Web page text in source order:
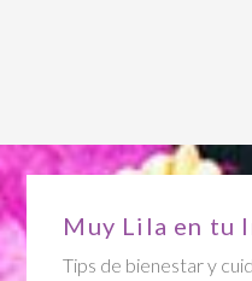
Muy Lila en tu
Tips de bienestar y